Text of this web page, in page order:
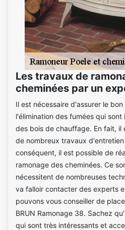
Les travaux de
cheminées par un
Il est nécessaire d'assurer le
l'élimination des fumées qui
des bois de chauffage. En fait,
de nombreux travaux
conséquent, il est possible de
ramonage des cheminées. Ce
nécessitent de nombreuses
va falloir contacter des experts
pouvons vous conseiller de
BRUN Ramonage 38. Sachez
qui sont très intéressants et